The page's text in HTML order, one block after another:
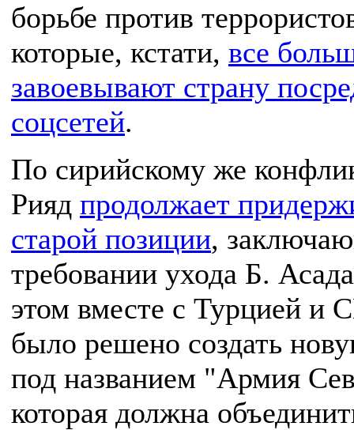
борьбе против
которые, кстати, все
завоевывают страну
соцсетей.
По сирийскому же
Рияд продолжает
старой позиции,
требовании ухода Б.
этом вместе с Турцией
было решено создать
под названием "Армия
которая должна